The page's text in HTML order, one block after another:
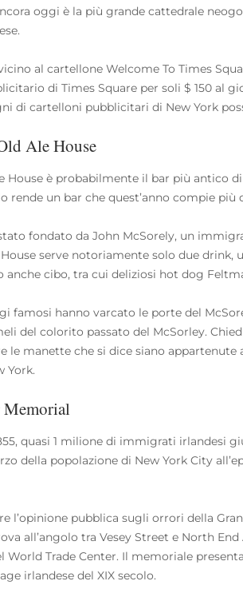
oggi è la più grande cattedrale
al cartellone Welcome To Times
di Times Square per soli $ 150 al
di cartelloni pubblicitari di New York
Ale House
House è probabilmente il bar più antico
rende un bar che quest’anno compie più
fondato da John McSorely, un
House serve notoriamente solo due
anche cibo, tra cui deliziosi hot dog
famosi hanno varcato le porte del
del colorito passato del McSorley.
le manette che si dice siano appartenute
York.
quasi 1 milione di immigrati irlandesi
della popolazione di New York City
l’opinione pubblica sugli orrori della
all’angolo tra Vesey Street e North
World Trade Center. Il memoriale
irlandese del XIX secolo.